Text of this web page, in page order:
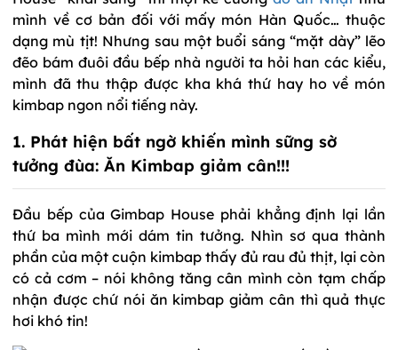
mình về cơ bản đối với mấy món Hàn Quốc… thuộc
dạng mù tịt! Nhưng sau một buổi sáng “mặt dày” lẽo
đẽo bám đuôi đầu bếp nhà người ta hỏi han các kiểu,
mình đã thu thập được kha khá thứ hay ho về món
kimbap ngon nổi tiếng này.
1. Phát hiện bất ngờ khiến mình sững sờ
tưởng đùa: Ăn Kimbap giảm cân!!!
Đầu bếp của Gimbap House phải khẳng định lại lần
thứ ba mình mới dám tin tưởng. Nhìn sơ qua thành
phần của một cuộn kimbap thấy đủ rau đủ thịt, lại còn
có cả cơm – nói không tăng cân mình còn tạm chấp
nhận được chứ nói ăn kimbap giảm cân thì quả thực
hơi khó tin!